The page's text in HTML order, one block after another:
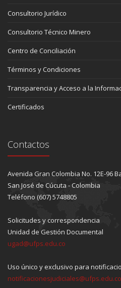
Consultorio Jurídico
Consultorio Técnico Minero
Centro de Conciliación
Términos y Condiciones
Transparencia y Acceso a la
Certificados
Contactos
Avenida Gran Colombia No. 12E-96
San José de Cúcuta - Colombia
Teléfono (607) 5748805
Solicitudes y correspondencia
Unidad de Gestión Documental
ugad@ufps.edu.co
Uso único y exclusivo para
notificacionesjudiciales@ufps.edu.co